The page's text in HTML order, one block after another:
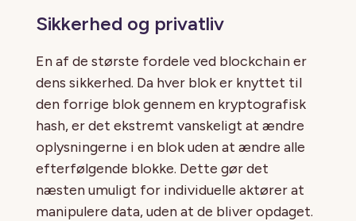
Sikkerhed og privatliv
En af de største fordele ved blockchain er
dens sikkerhed. Da hver blok er knyttet til
den forrige blok gennem en kryptografisk
hash, er det ekstremt vanskeligt at ændre
oplysningerne i en blok uden at ændre alle
efterfølgende blokke. Dette gør det
næsten umuligt for individuelle aktører at
manipulere data, uden at de bliver opdaget.